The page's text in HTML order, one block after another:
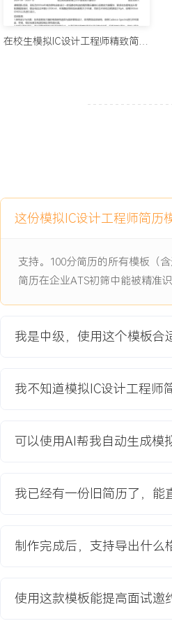
能损失。
3.支持X次芯片流片，所有负责模
护等复杂功能。项目采用XXXnm
速开关噪声干扰等挑战。
1.架构设计：参与芯片系统架构定
关键模块的架构与指标分配。
速度，确保在负载阶跃XXXA时输出
3.仿真验证：搭建包含功率级模型
4.测试支持：制定模块性能测试计
中出现的环路振荡问题。
1.芯片峰值效率达到XXX%，在
4.项目经验形成设计checklist，应
教育背景
这份模拟IC设计工程师简历
支持。100分简历的所有模板（
简历在企业ATS初筛中能被精准
我是中级，使用这个模板合
我不知道模拟IC设计工程师
可以使用AI帮我自动生成模
我已经有一份旧简历了，能
制作完成后，支持导出什么
使用这款模板能提高面试邀